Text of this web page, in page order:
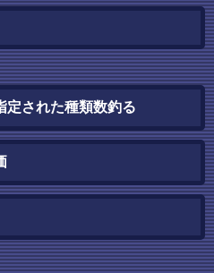
定された種類数釣る